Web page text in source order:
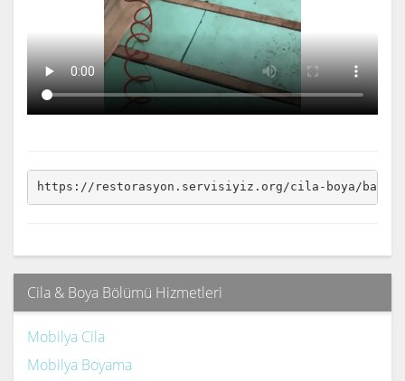
https://restorasyon.servisiyiz.org/cila-boya/bahce-
Cila & Boya Bölümü Hizmetleri
Mobilya Cila
Mobilya Boyama